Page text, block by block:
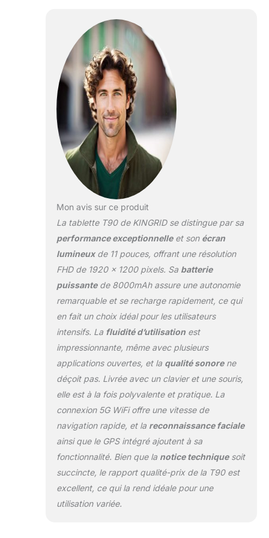
traduction,
l’organisation des
idées, la prise de notes
et la planification
d’emploi du temps.
Parfaite pour suivre des
cours en ligne, lire des
ebooks, participer à des
appels vidéo, naviguer
sur Internet ou
effectuer des tâches
bureautiques légères,
elle offre aux étudiants,
professionnels une
expérience plus
intelligente et pratique,
données personnelles.
【Écran IPS FHD 11
pouces, idéal pour
streaming et études】 -
(1920 x 1200, ratio
84,9 %) offre une image
large et nette, tout en
réduisant la fatigue
protection contre la
lumière bleue. La dalle
TDDI entièrement collée
restitue des couleurs
naturelles et une
réactivité tactile fluide
pour regarder des films,
lire des documents,
consulter des recettes
Mon avis sur ce produit
La tablette T90 de KINGRID se distingue par sa
performance exceptionnelleet son écran
lumineuxde 11 pouces, offrant une résolution
FHD de 1920 x 1200 pixels. Sa batterie
puissantede 8000mAh assure une autonomie
remarquable et se recharge rapidement, ce qui
en fait un choix idéal pour les utilisateurs
intensifs. La fluidité d’utilisationest
impressionnante, même avec plusieurs
applications ouvertes, et la qualité sonorene
déçoit pas. Livrée avec un clavier et une souris,
elle est à la fois polyvalente et pratique. La
connexion 5G WiFi offre une vitesse de
navigation rapide, et la reconnaissance faciale
ainsi que le GPS intégré ajoutent à sa
fonctionnalité. Bien que la notice techniquesoit
succincte, le rapport qualité-prix de la T90 est
excellent, ce qui la rend idéale pour une
utilisation variée.